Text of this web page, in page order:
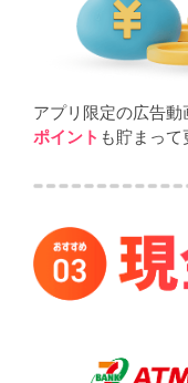
アプリ限定の広告
ポイント も貯まって